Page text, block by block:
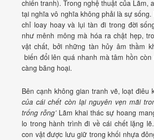
chiến tranh). Trong nghệ thuật của Lãm,
tại nghĩa vô nghĩa không phải là sự
chỉ loay hoay và lụi tàn đi trong đời
như mênh mông mà hóa ra chật hẹp,
vật chất, bởi những tàn hủy âm thầm
biến đổi lên quá nhanh mà tâm hồn
càng băng hoại.
Bên cạnh không gian tranh vẽ, loạt điêu
của cái chết còn lại nguyên vẹn mãi
trống rỗng’Lãm khai thác sự hoang
lo trong hành trình đi về cái chết lặng
con vật được lưu giữ trong khối nhựa